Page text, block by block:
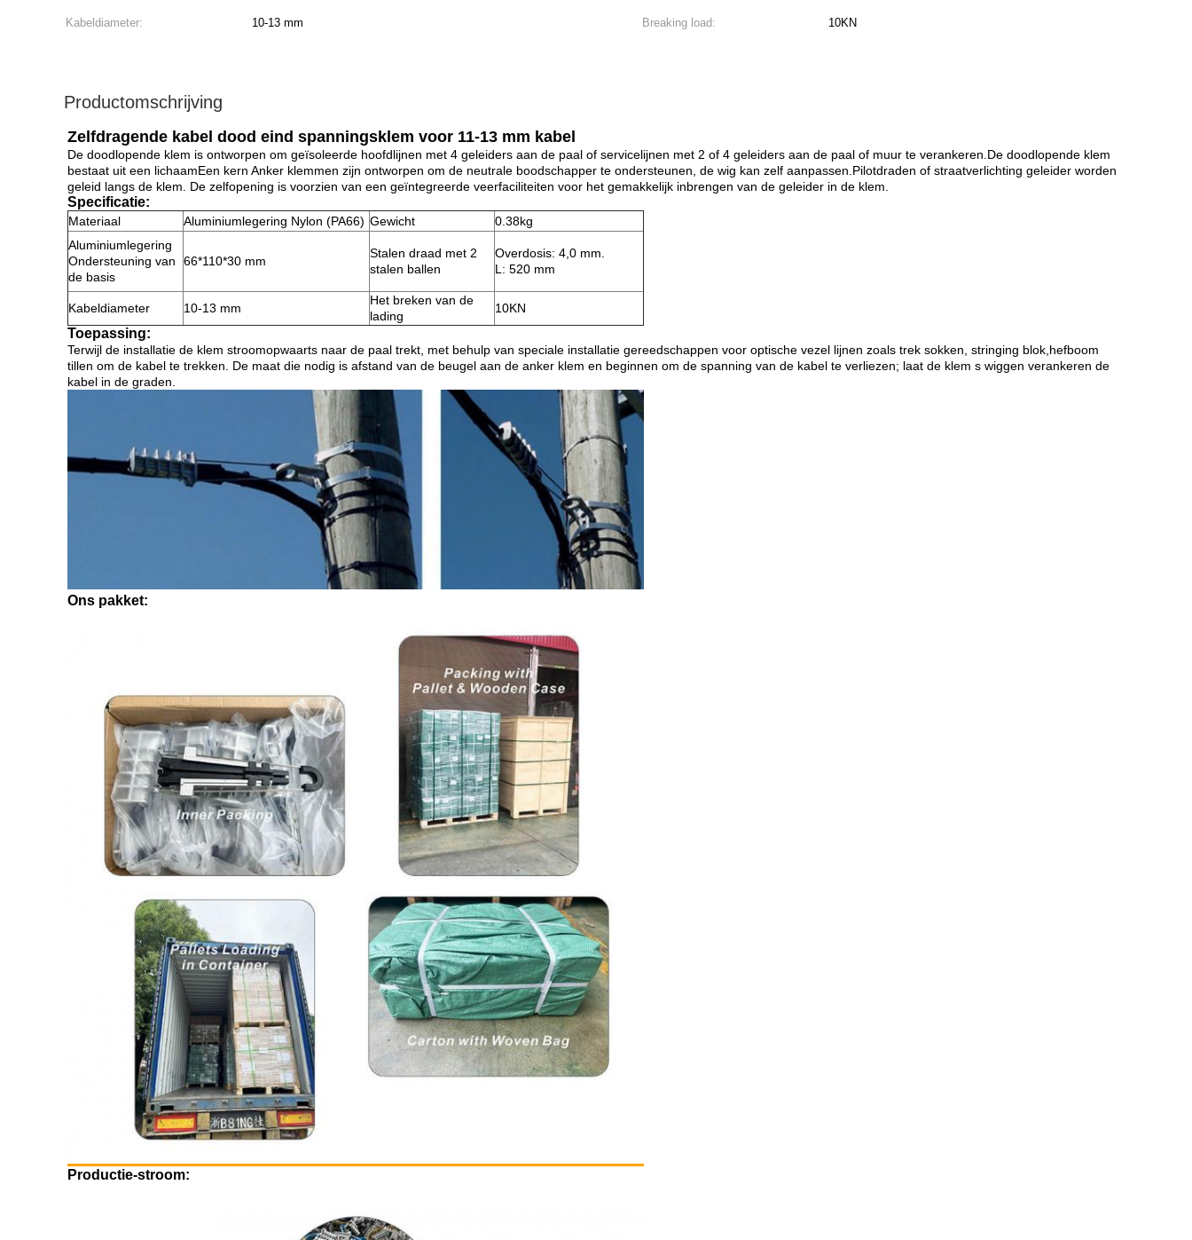
Kabeldiameter: 10-13 mm Breaking load: 10KN
Productomschrijving
Zelfdragende kabel dood eind spanningsklem voor 11-13 mm kabel
De doodlopende klem is ontworpen om geïsoleerde hoofdlijnen met 4 geleiders aan de paal of servicelijnen met 2 of 4 geleiders aan de paal of muur te verankeren.De doodlopende klem
bestaat uit een lichaamEen kern Anker klemmen zijn ontworpen om de neutrale boodschapper te ondersteunen, de wig kan zelf aanpassen.Pilotdraden of straatverlichting geleider worden
geleid langs de klem. De zelfopening is voorzien van een geïntegreerde veerfaciliteiten voor het gemakkelijk inbrengen van de geleider in de klem.
Specificatie:
Materiaal Aluminiumlegering Nylon (PA66) Gewicht
0.38kg
Aluminiumlegering
Ondersteuning van
de basis
66*110*30 mm
Stalen draad met 2
stalen ballen
Overdosis: 4,0 mm.
L: 520 mm
Kabeldiameter 10-13 mm
Het breken van de
lading
10KN
Toepassing:
Terwijl de installatie de klem stroomopwaarts naar de paal trekt, met behulp van speciale installatie gereedschappen voor optische vezel lijnen zoals trek sokken, stringing blok,hefboom
tillen om de kabel te trekken. De maat die nodig is afstand van de beugel aan de anker klem en beginnen om de spanning van de kabel te verliezen; laat de klem s wiggen verankeren de
kabel in de graden.
Ons pakket:
Productie-stroom: